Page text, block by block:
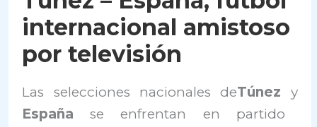
internacional amistoso
por televisión
Las selecciones nacionales deTúnez y
España
se enfrentan en partido